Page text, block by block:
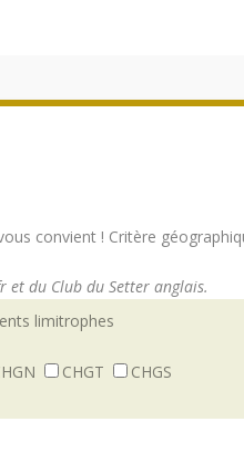
convient ! Critère
et du Club du Setter anglais.
limitrophes
CHGT
CHGS